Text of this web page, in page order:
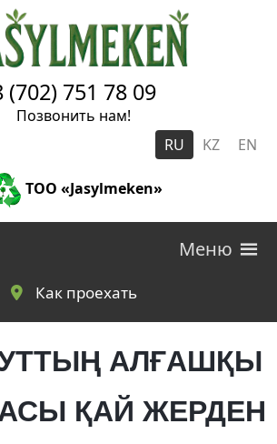
(702) 751 78 09
Позвонить нам!
RU
KZ EN
ТОО «Jasylmeken»
Меню
Как проехать
АЛҒАШҚЫ
ҚАЙ ЖЕРДЕН